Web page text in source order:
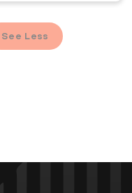
See Less